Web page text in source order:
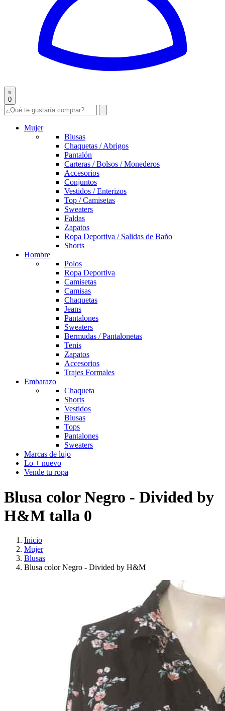
0
Mujer
Blusas
Chaquetas / Abrigos
Pantalón
Carteras / Bolsos / Monederos
Accesorios
Conjuntos
Vestidos / Enterizos
Top / Camisetas
Sweaters
Faldas
Zapatos
Ropa Deportiva / Salidas de Baño
Shorts
Hombre
Polos
Ropa Deportiva
Camisetas
Camisas
Chaquetas
Jeans
Pantalones
Sweaters
Bermudas / Pantalonetas
Tenis
Zapatos
Accesorios
Trajes Formales
Embarazo
Chaqueta
Shorts
Vestidos
Blusas
Tops
Pantalones
Sweaters
Marcas de lujo
Lo + nuevo
Vende tu ropa
Blusa color Negro - Divided by
H&M talla 0
Inicio
Mujer
Blusas
Blusa color Negro - Divided by H&M